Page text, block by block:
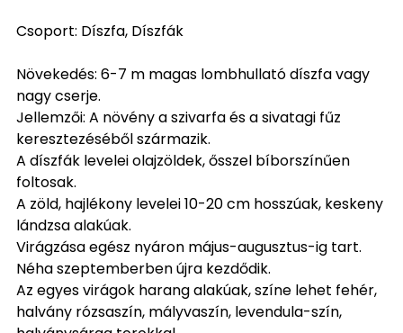
Csoport: Díszfa, Díszfák
Növekedés: 6-7 m magas lombhullató díszfa vagy
nagy cserje.
Jellemzői: A növény a szivarfa és a sivatagi fűz
keresztezéséből származik.
A díszfák levelei olajzöldek, ősszel bíborszínűen
foltosak.
A zöld, hajlékony levelei 10-20 cm hosszúak, keskeny
lándzsa alakúak.
Virágzása egész nyáron május-augusztus-ig tart.
Néha szeptemberben újra kezdődik.
Az egyes virágok harang alakúak, színe lehet fehér,
halvány rózsaszín, mályvaszín, levendula-szín,